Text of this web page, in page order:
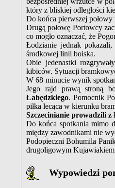
który z bliskiej odległości
Do końca pierwszej połowy
Drugą połowę Portowcy
co mogło oznaczać, że
Łodzianie jednak
środkowej linii boiska.
Obie jedenastki
kibiców. Sytuacji
W 68 minucie wynik
Jego rajd prawą stroną
Łabędzkiego. Pomocnik
piłka lecąca w kierunku
Szczecinianie prowadzili z
Do końca spotkania mimo
między zawodnikami nie
Podopieczni Bohumila
drugoligowym Kujawiakiem
Wypowiedzi